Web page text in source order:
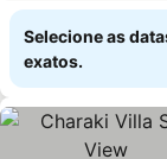
Selecione as
exatos.